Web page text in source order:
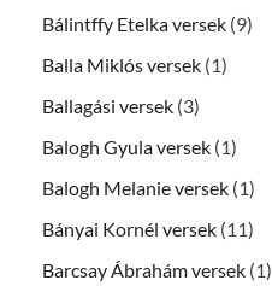
Bálintffy Etelka versek (9)
Balla Miklós versek (1)
Ballagási versek (3)
Balogh Gyula versek (1)
Balogh Melanie versek (1)
Bányai Kornél versek (11)
Barcsay Ábrahám versek (1)